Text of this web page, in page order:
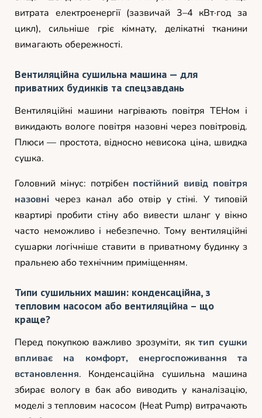
витрата електроенергії (зазвичай 3–4 кВт·год за
цикл), сильніше гріє кімнату, делікатні тканини
вимагають обережності.
Вентиляційна сушильна машина — для
приватних будинків та спецзавдань
Вентиляційні машини нагрівають повітря ТЕНом і
викидають вологе повітря назовні через повітровід.
Плюси — простота, відносно невисока ціна, швидка
сушка.
Головний мінус: потрібен постійний вивід повітря
назовні через канал або отвір у стіні. У типовій
квартирі пробити стіну або вивести шланг у вікно
часто неможливо і небезпечно. Тому вентиляційні
сушарки логічніше ставити в приватному будинку з
пральнею або технічним приміщенням.
Типи сушильних машин: конденсаційна, з
тепловим насосом або вентиляційна – що
краще?
Перед покупкою важливо зрозуміти, яктип сушки
впливає на комфорт, енергоспоживання та
встановлення. Конденсаційна сушильна машина
збирає вологу в бак або виводить у каналізацію,
моделі з тепловим насосом (Heat Pump) витрачають